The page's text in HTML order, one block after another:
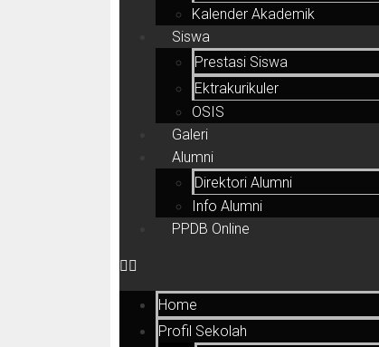
Kalender Akademik
Siswa
Prestasi Siswa
Ektrakurikuler
OSIS
Galeri
Alumni
Direktori Alumni
Info Alumni
PPDB Online
Home
Profil Sekolah